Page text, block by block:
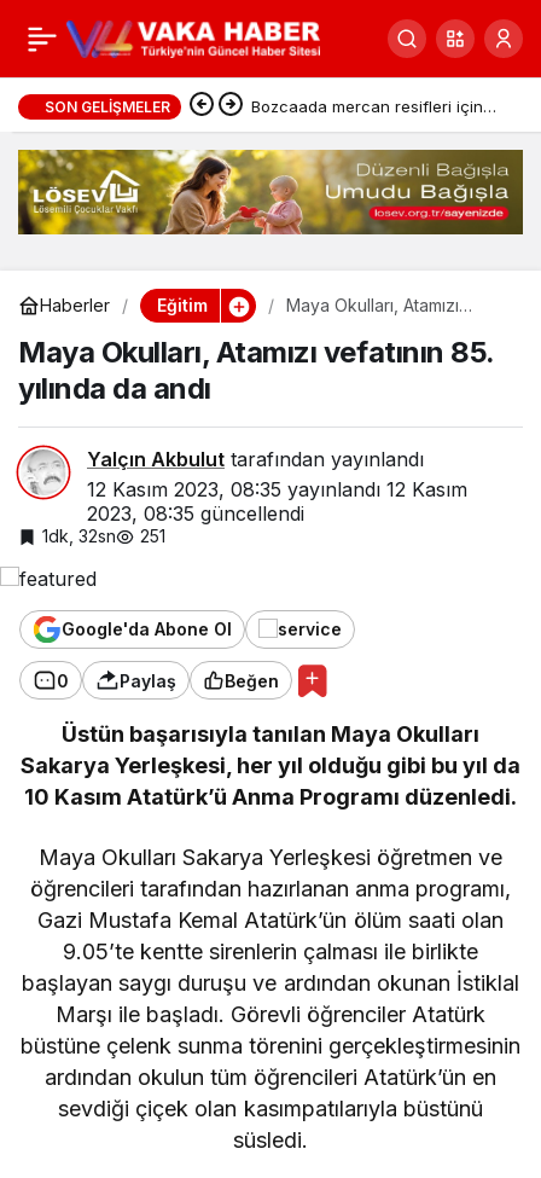
SON GELIŞMELER Bozcaada mercan resifleri için
koruma seferberliği
Haberler Eğitim
Maya Okulları, Atamızı
Maya Okulları, Atamızı vefatının 85.
yılında da andı
Yalçın Akbulut tarafından yayınlandı
12 Kasım 2023, 08:35 yayınlandı 12 Kasım
2023, 08:35 güncellendi
1dk, 32sn 251
Google'da Abone Ol
0 Paylaş Beğen
Üstün başarısıyla tanılan Maya Okulları
Sakarya Yerleşkesi, her yıl olduğu gibi bu yıl da
10 Kasım Atatürk’ü Anma Programı düzenledi.
Maya Okulları Sakarya Yerleşkesi öğretmen ve
öğrencileri tarafından hazırlanan anma programı,
Gazi Mustafa Kemal Atatürk’ün ölüm saati olan
9.05’te kentte sirenlerin çalması ile birlikte
başlayan saygı duruşu ve ardından okunan İstiklal
Marşı ile başladı. Görevli öğrenciler Atatürk
büstüne çelenk sunma törenini gerçekleştirmesinin
ardından okulun tüm öğrencileri Atatürk’ün en
sevdiği çiçek olan kasımpatılarıyla büstünü
süsledi.
İlk ara tatilin son ders zili
10 Kasım’da çalacak
0 Paylaş